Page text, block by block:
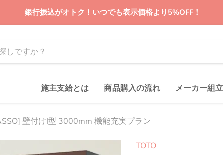
銀行振込がオトク！いつでも表示価格より5%OFF！
施主支給とは 商品購入の流れ メーカー組
壁付けI型 3000mm 機能充実プラン
TOTO